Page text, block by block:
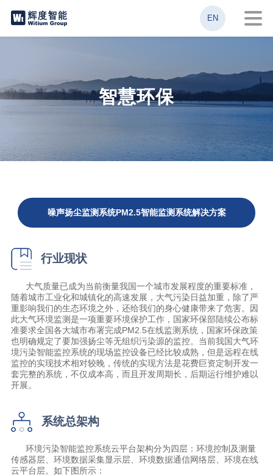
EN
智慧环保
噪声扬尘监测系统PM2.5智能监测系统解决方案
行业现状
大气质量已成为当前衡量我国一个城市发展程度的重要标准，
随着城市工业化和城镇化的高速发展，大气污染日益加重，除了严
重影响我们的生态环境之外，还给我们的身心健康带来了危害。因
此大气环境监测是一项重要环境保护工作，国家环保部陆续公布标
准要求全国各大城市布署完成PM2.5在线监测系统，国家环保政策
也明确规定了要加强扬尘等无组织污染源的监控。当前我国大气环
境污染智能监控系统的现场监控设备已经比较成熟，但是远程在线
监控的实现技术相对较晚，传统的实现方法是花费巨资定制开发一
套完整的系统，不仅成本高，而且开发周期长，后期运行维护难以
开展。
系统总架构
环境污染智能监控系统云平台架构分为四层：环境控制及测量
传感器层、环境数据采集显示层、环境数据通信网络层、环境在线
云平台层。如下图所示：